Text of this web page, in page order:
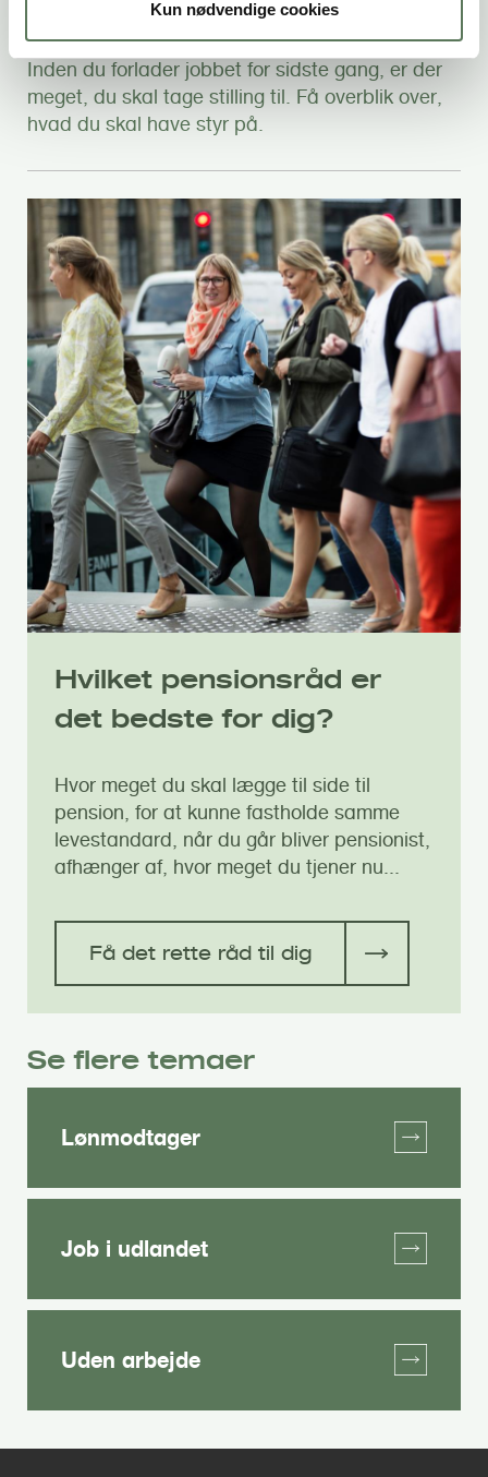
Kun nødvendige cookies
Er du klar til at tage hul på livet som pensionist?
Inden du forlader jobbet for sidste gang, er der
meget, du skal tage stilling til. Få overblik over,
hvad du skal have styr på.
Hvilket pensionsråd er
det bedste for dig?
Hvor meget du skal lægge til side til
pension, for at kunne fastholde samme
levestandard, når du går bliver pensionist,
afhænger af, hvor meget du tjener nu...
Få det rette råd til dig
Se flere temaer
Lønmodtager
Job i udlandet
Uden arbejde